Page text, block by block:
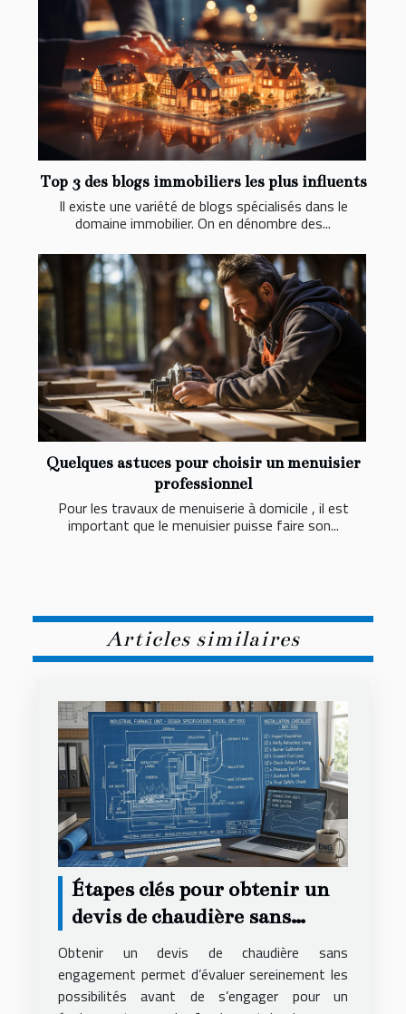
Top 3 des blogs immobiliers les plus influents
Il existe une variété de blogs spécialisés dans le
domaine immobilier. On en dénombre des...
Quelques astuces pour choisir un menuisier
professionnel
Pour les travaux de menuiserie à domicile , il est
important que le menuisier puisse faire son...
Articles similaires
Étapes clés pour obtenir un
devis de chaudière sans
engagement
Obtenir un devis de chaudière sans
engagement permet d’évaluer sereinement les
possibilités avant de s’engager pour un